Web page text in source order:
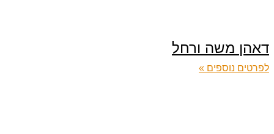
דאהן משה ורחל
לפרטים נוספים »